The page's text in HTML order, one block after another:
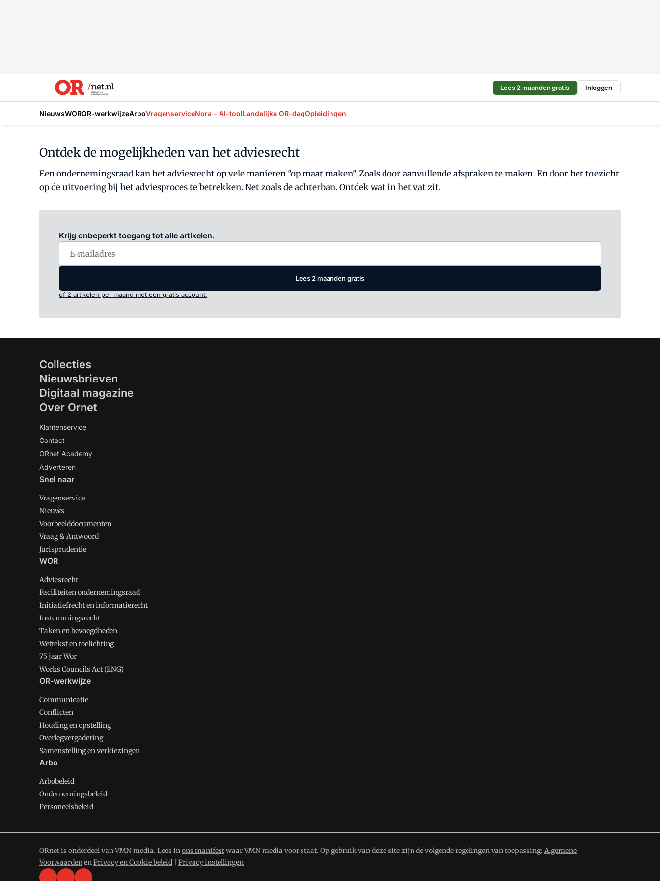
Lees 2 maanden gratis Inloggen
NieuwsWOROR-werkwijzeArboVragenserviceNora - AI-toolLandelijke OR-dagOpleidingen
Ontdek de mogelijkheden van het adviesrecht
Een ondernemingsraad kan het adviesrecht op vele manieren "op maat maken". Zoals door aanvullende afspraken te maken. En door het toezicht
op de uitvoering bij het adviesproces te betrekken. Net zoals de achterban. Ontdek wat in het vat zit.
Krijg onbeperkt toegang tot alle artikelen.
Lees 2 maanden gratis
of 2 artikelen per maand met een gratis account.
Collecties
Nieuwsbrieven
Digitaal magazine
Over Ornet
Klantenservice
Contact
ORnet Academy
Adverteren
Snel naar
Vragenservice
Nieuws
Voorbeelddocumenten
Vraag & Antwoord
Jurisprudentie
WOR
Adviesrecht
Faciliteiten ondernemingsraad
Initiatiefrecht en informatierecht
Instemmingsrecht
Taken en bevoegdheden
Wettekst en toelichting
75 jaar Wor
Works Councils Act (ENG)
OR-werkwijze
Communicatie
Conflicten
Houding en opstelling
Overlegvergadering
Samenstelling en verkiezingen
Arbo
Arbobeleid
Ondernemingsbeleid
Personeelsbeleid
ORnet is onderdeel van VMN media. Lees inons manifestwaar VMN media voor staat. Op gebruik van deze site zijn de volgende regelingen van toepassing: Algemene
VoorwaardenenPrivacy en Cookie beleid Privacy instellingen